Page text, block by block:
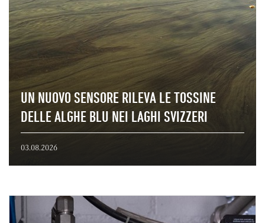
UN NUOVO SENSORE RILEVA LE TOSSINE
DELLE ALGHE BLU NEI LAGHI SVIZZERI
03.08.2026